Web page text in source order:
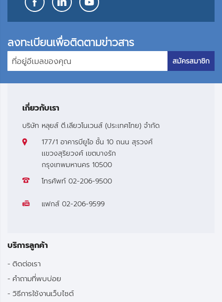
ลงทะเบียนเพื่อติดตามข่าวสาร
สมัครสมาชิก
เกี่ยวกับเรา
บริษัท หลุยส์ ตี.เลียวโนเวนส์ (ประเทศไทย) จำกัด
177/1 อาคารบียูไอ ชั้น 10 ถนน สุรวงศ์
เเขวงสุริยวงศ์ เขตบางรัก
กรุงเทพมหานคร 10500
โทรศัพท์ 02-206-9500
แฟกส์ 02-206-9599
บริการลูกค้า
ติดต่อเรา
คำถามที่พบบ่อย
วิธีการใช้งานเว็บไซต์